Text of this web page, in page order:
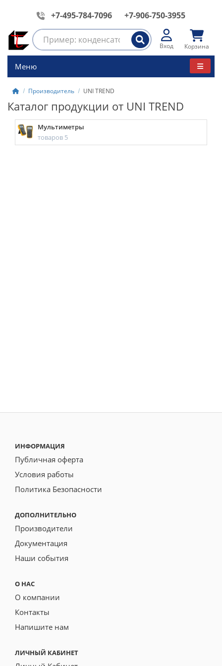
+7-495-784-7096 +7-906-750-3955
Вход Корзина
Меню
Производитель UNI TREND
Каталог продукции от UNI TREND
Мультиметры
товаров 5
ИНФОРМАЦИЯ
Публичная оферта
Условия работы
Политика Безопасности
ДОПОЛНИТЕЛЬНО
Производители
Документация
Наши события
О НАС
О компании
Контакты
Напишите нам
ЛИЧНЫЙ КАБИНЕТ